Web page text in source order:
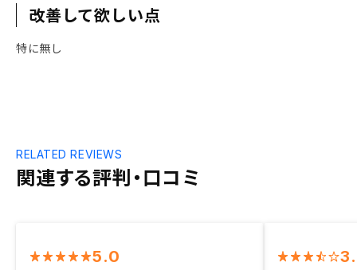
改善して欲しい点
特に無し
関連する評判・口コミ
RELATED REVIEWS
5.0